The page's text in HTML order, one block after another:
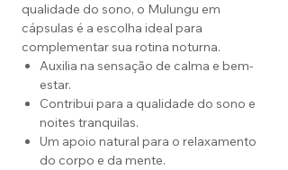
qualidade do sono, o Mulungu em
cápsulas é a escolha ideal para
complementar sua rotina noturna.
Auxilia na sensação de calma e bem-
estar.
Contribui para a qualidade do sono e
noites tranquilas.
Um apoio natural para o relaxamento
do corpo e da mente.